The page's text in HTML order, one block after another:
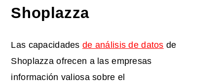
Shoplazza
Las capacidadesde análisis de datos de
Shoplazza ofrecen a las empresas
información valiosa sobre el